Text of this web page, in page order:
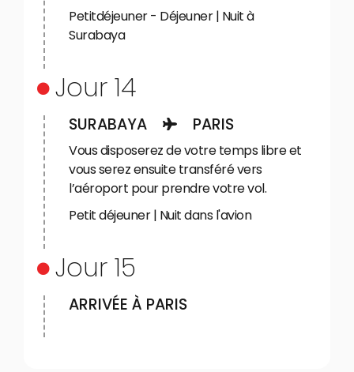
Petitdéjeuner - Déjeuner | Nuit à
Surabaya
Jour 14
SURABAYA PARIS
Vous disposerez de votre temps libre et
vous serez ensuite transféré vers
l’aéroport pour prendre votre vol.
Petit déjeuner | Nuit dans l'avion
Jour 15
ARRIVÉE À PARIS